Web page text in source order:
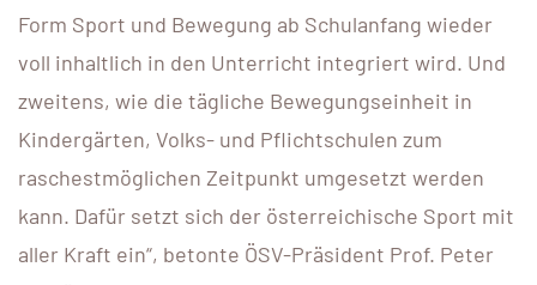
Form Sport und Bewegung ab Schulanfang wieder
voll inhaltlich in den Unterricht integriert wird. Und
zweitens, wie die tägliche Bewegungseinheit in
Kindergärten, Volks- und Pflichtschulen zum
raschestmöglichen Zeitpunkt umgesetzt werden
kann. Dafür setzt sich der österreichische Sport mit
aller Kraft ein“, betonte ÖSV-Präsident Prof. Peter